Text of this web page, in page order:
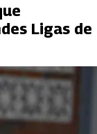
Ligas de